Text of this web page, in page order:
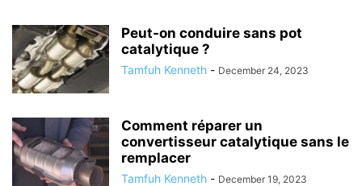
Peut-on conduire sans pot
catalytique ?
Tamfuh Kenneth - December 24, 2023
Comment réparer un
convertisseur catalytique sans le
remplacer
Tamfuh Kenneth - December 19, 2023